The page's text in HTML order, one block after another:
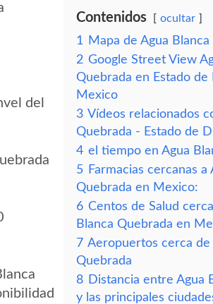
del
Contenidos ocultar
1
Mapa de Agua
2 Google Street View
Quebrada en Estado de
Mexico
3 Vídeos relacionados
Quebrada - Estado de
4 el tiempo en Agua
5 Farmacias cercanas a
Quebrada en Mexico:
6 Centos de Salud
Blanca Quebrada en
7 Aeropuertos cerca de
Quebrada
8 Distancia entre Agua
y las principales